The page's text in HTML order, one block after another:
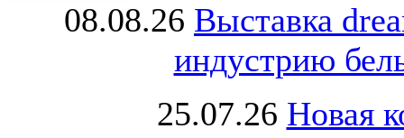
08.08.26 Выставка
индустрию
25.07.26 Новая